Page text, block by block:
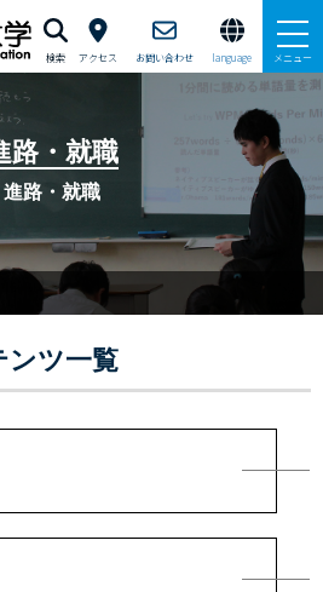
検索 アクセス お問い合わせ language メニュー
方へ
の方、現職教員の方へ
方へ
へ
路・就職
進路・就職
ンツ一覧